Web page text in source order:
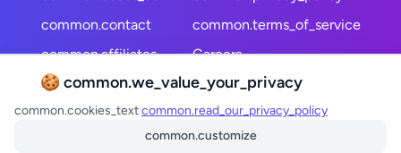
common.contact
common.affiliates
common.site_map
common.terms_of_service
Careers
common.follow_us
🍪 common.we_value_your_privacy
common.cookies_textcommon.read_our_privacy_policy
common.customize